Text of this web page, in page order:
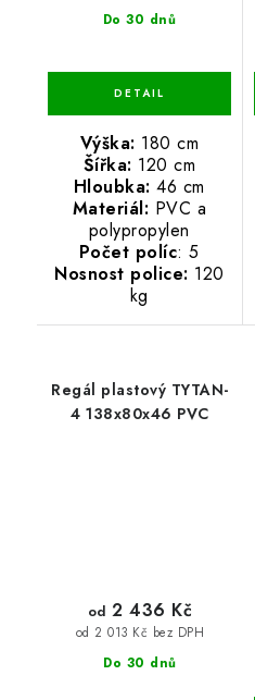
Do 30 dnů
Výška: 180 cm
Šířka: 120 cm
Hloubka: 46 cm
Materiál: PVC a
polypropylen
Počet políc: 5
Nosnost police: 120
kg
Regál plastový TYTAN-
4 138x80x46 PVC
Do 30 dnů
od 2 013 Kč bez DPH
od 2 436 Kč